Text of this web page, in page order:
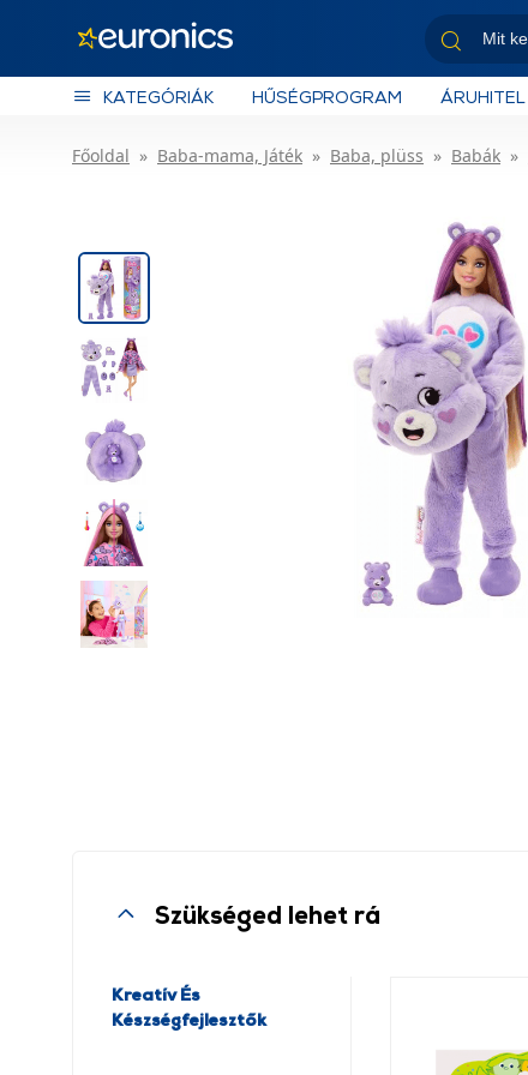
KATEGÓRIÁK HŰSÉGPROGRAM ÁRUHITEL
Főoldal Baba-mama, Játék Baba, plüss Babák
Szükséged lehet rá
Kreatív És
Készségfejlesztők